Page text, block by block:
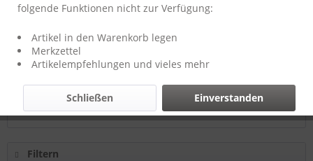
Artikelnummer:410-25
Filtern
folgende Funktionen nicht zur Verfügung:
Artikel in den Warenkorb legen
Merkzettel
Artikelempfehlungen und vieles mehr
Einverstanden
Schließen